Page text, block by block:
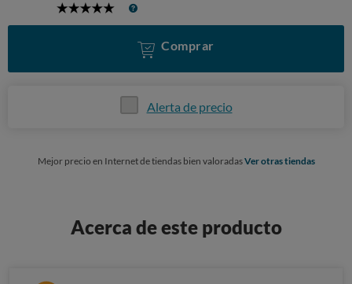
5
Comprar
Alerta de precio
Mejor precio en Internet de tiendas bien valoradasVer otras tiendas
Acerca de este producto